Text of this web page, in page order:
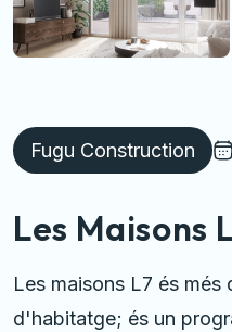
Fugu Construction
Les Maisons
Les maisons L7 és
d'habitatge; és un